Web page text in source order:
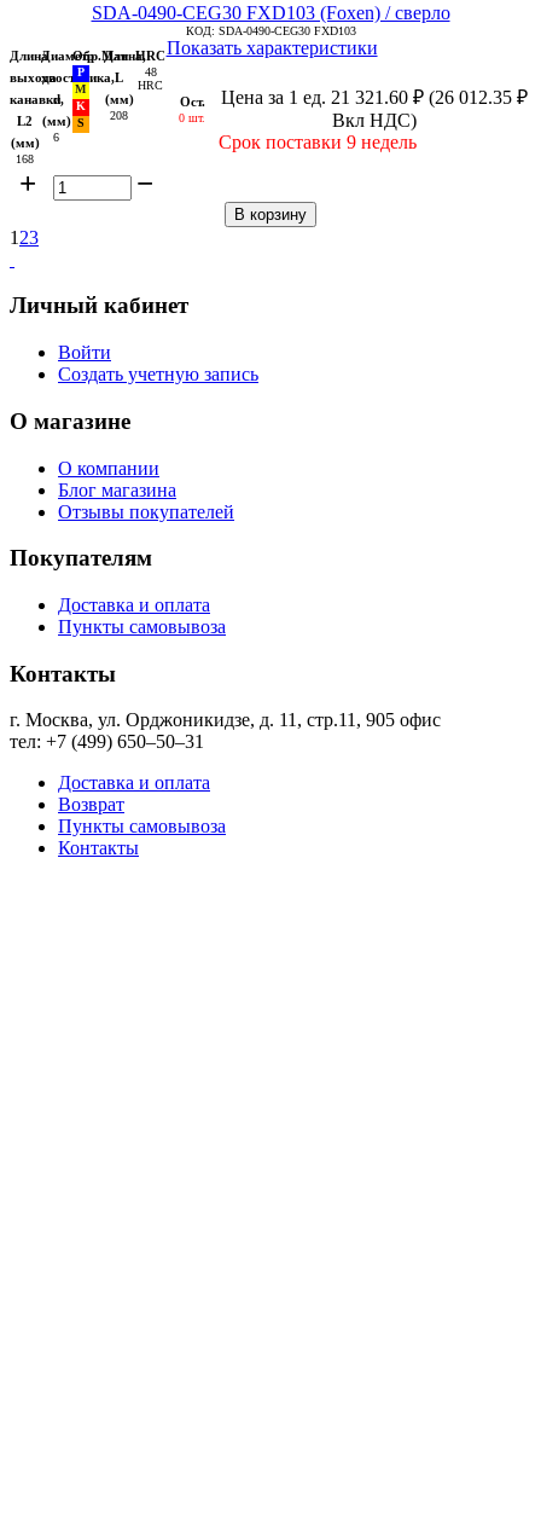
SDA-0490-CEG30 FXD103 (Foxen) / сверло
КОД: SDA-0490-CEG30 FXD103
Длина
выхода
канавки,
L2
(мм)
168
Диаметр
хвостовика,
d
(мм)
6
Обр.МатДлина,
L
(мм)
208
HRC
48
HRC
Показать характеристики
Ост.
0 шт.
Цена за 1 ед. 21 321.60 ₽ (26 012.35 ₽
Вкл НДС)
Срок поставки 9 недель
+ −
В корзину
1 23
Личный кабинет
Войти
Создать учетную запись
О магазине
О компании
Блог магазина
Отзывы покупателей
Покупателям
Доставка и оплата
Пункты самовывоза
Контакты
г. Москва, ул. Орджоникидзе, д. 11, стр.11, ​905 офис
тел: +7 (499) 650‒50‒31
Доставка и оплата
Возврат
Пункты самовывоза
Контакты